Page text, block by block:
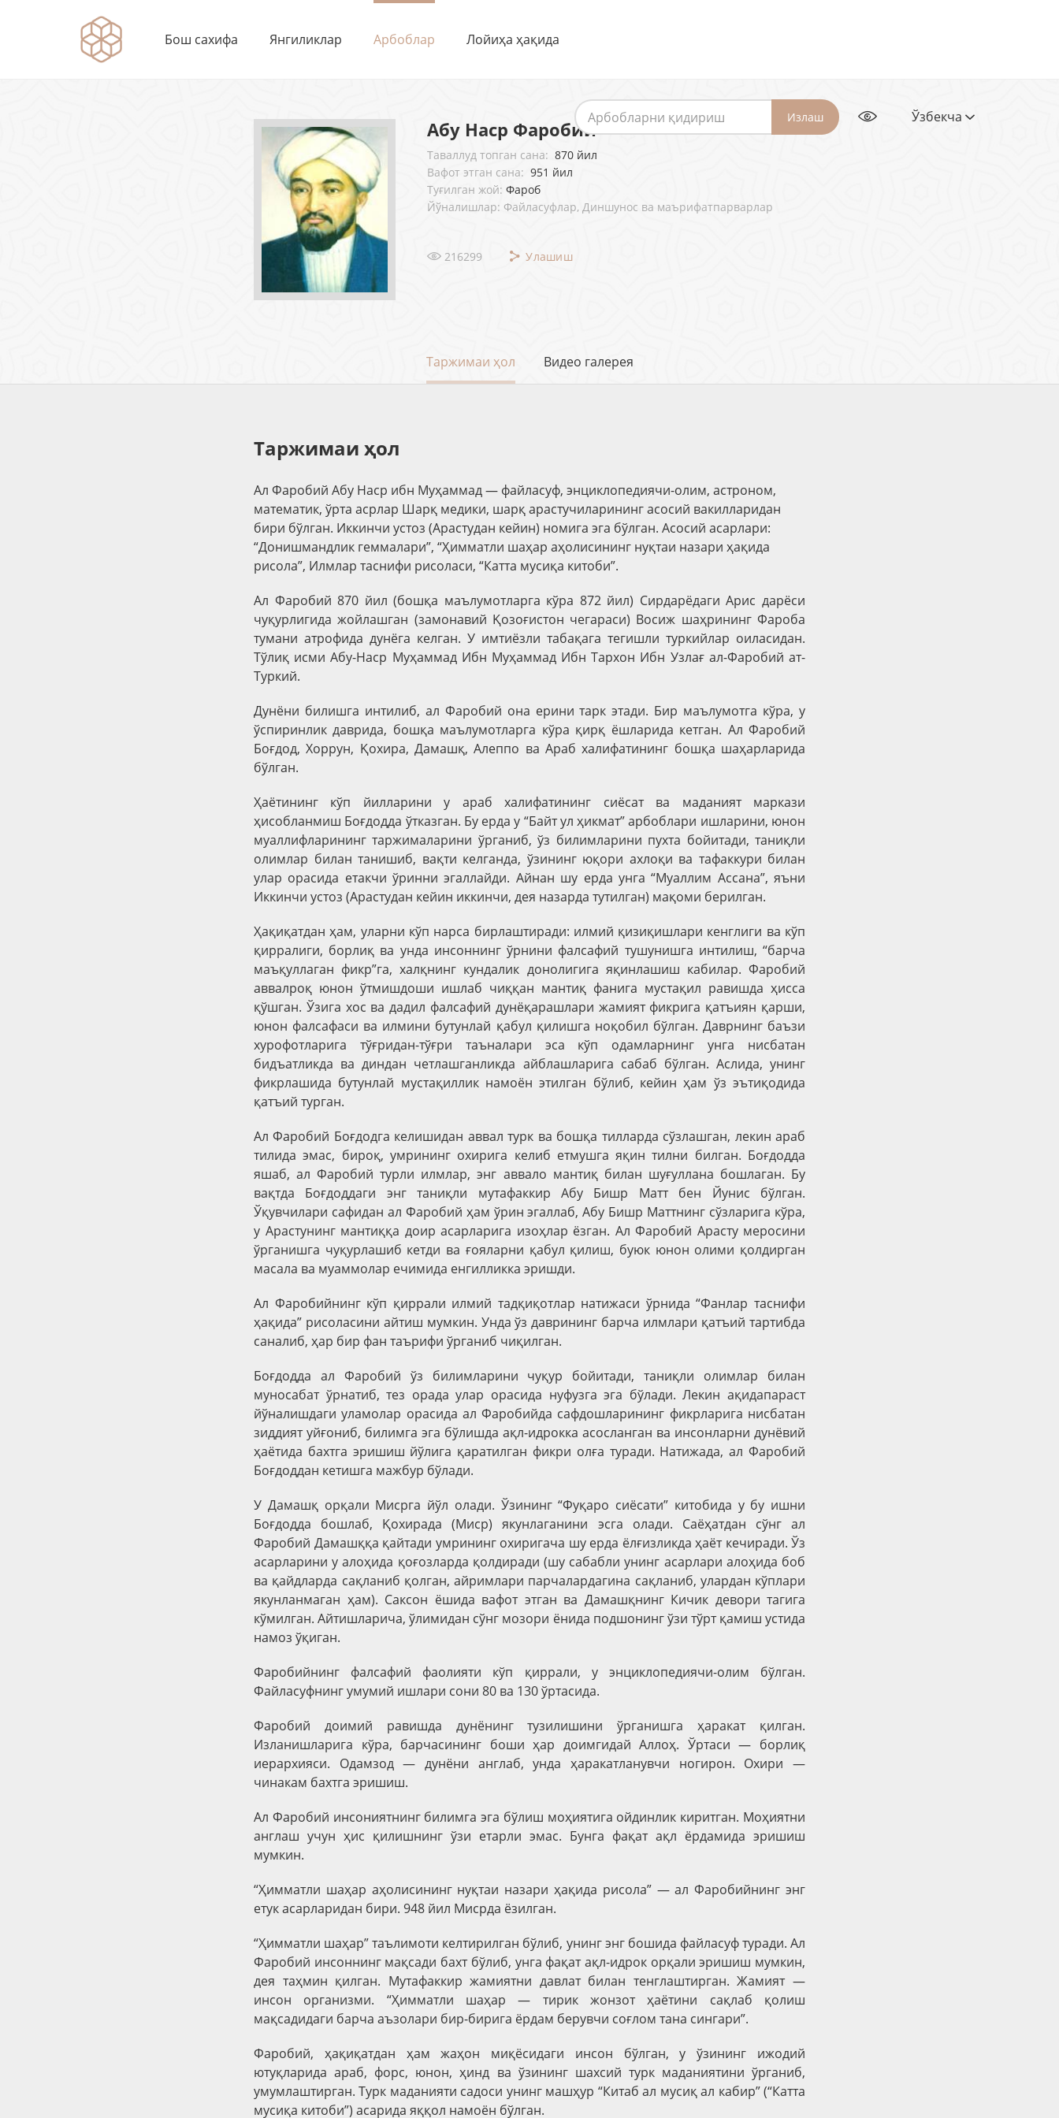
Бош сахифа Янгиликлар Арбоблар Лойиҳа ҳақида
Излаш Ўзбекча
Абу Наср Фаробий
Таваллуд топган сана: 870 йил
Вафот этган сана: 951 йил
Туғилган жой: Фароб
Йўналишлар: Файласуфлар, Диншунос ва маърифатпарварлар
216299 Улашиш
Таржимаи ҳол Видео галерея
Таржимаи ҳол
Ал Фаробий Абу Наср ибн Муҳаммад — файласуф, энциклопедиячи-олим, астроном,
математик, ўрта асрлар Шарқ медики, шарқ арастучиларининг асосий вакилларидан
бири бўлган. Иккинчи устоз (Арастудан кейин) номига эга бўлган. Асосий асарлари:
“Донишмандлик геммалари”, “Ҳимматли шаҳар аҳолисининг нуқтаи назари ҳақида
рисола”, Илмлар таснифи рисоласи, “Катта мусиқа китоби”.
Ал Фаробий 870 йил (бошқа маълумотларга кўра 872 йил) Сирдарёдаги Арис дарёси
чуқурлигида жойлашган (замонавий Қозоғистон чегараси) Восиж шаҳрининг Фароба
тумани атрофида дунёга келган. У имтиёзли табақага тегишли туркийлар оиласидан.
Тўлиқ исми Абу-Наср Муҳаммад Ибн Муҳаммад Ибн Тархон Ибн Узлағ ал-Фаробий ат-
Туркий.
Дунёни билишга интилиб, ал Фаробий она ерини тарк этади. Бир маълумотга кўра, у
ўспиринлик даврида, бошқа маълумотларга кўра қирқ ёшларида кетган. Ал Фаробий
Боғдод, Хоррун, Қохира, Дамашқ, Алеппо ва Араб халифатининг бошқа шаҳарларида
бўлган.
Ҳаётининг кўп йилларини у араб халифатининг сиёсат ва маданият маркази
ҳисобланмиш Боғдодда ўтказган. Бу ерда у “Байт ул ҳикмат” арбоблари ишларини, юнон
муаллифларининг таржималарини ўрганиб, ўз билимларини пухта бойитади, таниқли
олимлар билан танишиб, вақти келганда, ўзининг юқори ахлоқи ва тафаккури билан
улар орасида етакчи ўринни эгаллайди. Айнан шу ерда унга “Муаллим Ассана”, яъни
Иккинчи устоз (Арастудан кейин иккинчи, дея назарда тутилган) мақоми берилган.
Ҳақиқатдан ҳам, уларни кўп нарса бирлаштиради: илмий қизиқишлари кенглиги ва кўп
қирралиги, борлиқ ва унда инсоннинг ўрнини фалсафий тушунишга интилиш, “барча
маъқуллаган фикр”га, халқнинг кундалик донолигига яқинлашиш кабилар. Фаробий
аввалроқ юнон ўтмишдоши ишлаб чиққан мантиқ фанига мустақил равишда ҳисса
қўшган. Ўзига хос ва дадил фалсафий дунёқарашлари жамият фикрига қатъиян қарши,
юнон фалсафаси ва илмини бутунлай қабул қилишга ноқобил бўлган. Даврнинг баъзи
хурофотларига тўғридан-тўғри таъналари эса кўп одамларнинг унга нисбатан
бидъатликда ва диндан четлашганликда айблашларига сабаб бўлган. Аслида, унинг
фикрлашида бутунлай мустақиллик намоён этилган бўлиб, кейин ҳам ўз эътиқодида
қатъий турган.
Ал Фаробий Боғдодга келишидан аввал турк ва бошқа тилларда сўзлашган, лекин араб
тилида эмас, бироқ, умрининг охирига келиб етмушга яқин тилни билган. Боғдодда
яшаб, ал Фаробий турли илмлар, энг аввало мантиқ билан шуғуллана бошлаган. Бу
вақтда Боғдоддаги энг таниқли мутафаккир Абу Бишр Матт бен Йунис бўлган.
Ўқувчилари сафидан ал Фаробий ҳам ўрин эгаллаб, Абу Бишр Маттнинг сўзларига кўра,
у Арастунинг мантиққа доир асарларига изоҳлар ёзган. Ал Фаробий Арасту меросини
ўрганишга чуқурлашиб кетди ва ғояларни қабул қилиш, буюк юнон олими қолдирган
масала ва муаммолар ечимида енгилликка эришди.
Ал Фаробийнинг кўп қиррали илмий тадқиқотлар натижаси ўрнида “Фанлар таснифи
ҳақида” рисоласини айтиш мумкин. Унда ўз даврининг барча илмлари қатъий тартибда
саналиб, ҳар бир фан таърифи ўрганиб чиқилган.
Боғдодда ал Фаробий ўз билимларини чуқур бойитади, таниқли олимлар билан
муносабат ўрнатиб, тез орада улар орасида нуфузга эга бўлади. Лекин ақидапараст
йўналишдаги уламолар орасида ал Фаробийда сафдошларининг фикрларига нисбатан
зиддият уйғониб, билимга эга бўлишда ақл-идрокка асосланган ва инсонларни дунёвий
ҳаётида бахтга эришиш йўлига қаратилган фикри олға туради. Натижада, ал Фаробий
Боғдоддан кетишга мажбур бўлади.
У Дамашқ орқали Мисрга йўл олади. Ўзининг “Фуқаро сиёсати” китобида у бу ишни
Боғдодда бошлаб, Қохирада (Миср) якунлаганини эсга олади. Саёҳатдан сўнг ал
Фаробий Дамашққа қайтади умрининг охиригача шу ерда ёлғизликда ҳаёт кечиради. Ўз
асарларини у алоҳида қоғозларда қолдиради (шу сабабли унинг асарлари алоҳида боб
ва қайдларда сақланиб қолган, айримлари парчалардагина сақланиб, улардан кўплари
якунланмаган ҳам). Саксон ёшида вафот этган ва Дамашқнинг Кичик девори тагига
кўмилган. Айтишларича, ўлимидан сўнг мозори ёнида подшонинг ўзи тўрт қамиш устида
намоз ўқиган.
Фаробийнинг фалсафий фаолияти кўп қиррали, у энциклопедиячи-олим бўлган.
Файласуфнинг умумий ишлари сони 80 ва 130 ўртасида.
Фаробий доимий равишда дунёнинг тузилишини ўрганишга ҳаракат қилган.
Изланишларига кўра, барчасининг боши ҳар доимгидай Аллоҳ. Ўртаси — борлиқ
иерархияси. Одамзод — дунёни англаб, унда ҳаракатланувчи ногирон. Охири —
чинакам бахтга эришиш.
Ал Фаробий инсониятнинг билимга эга бўлиш моҳиятига ойдинлик киритган. Моҳиятни
англаш учун ҳис қилишнинг ўзи етарли эмас. Бунга фақат ақл ёрдамида эришиш
мумкин.
“Ҳимматли шаҳар аҳолисининг нуқтаи назари ҳақида рисола” — ал Фаробийнинг энг
етук асарларидан бири. 948 йил Мисрда ёзилган.
“Ҳимматли шаҳар” таълимоти келтирилган бўлиб, унинг энг бошида файласуф туради. Ал
Фаробий инсоннинг мақсади бахт бўлиб, унга фақат ақл-идрок орқали эришиш мумкин,
дея таҳмин қилган. Мутафаккир жамиятни давлат билан тенглаштирган. Жамият —
инсон организми. “Ҳимматли шаҳар — тирик жонзот ҳаётини сақлаб қолиш
мақсадидаги барча аъзолари бир-бирига ёрдам берувчи соғлом тана сингари”.
Фаробий, ҳақиқатдан ҳам жаҳон миқёсидаги инсон бўлган, у ўзининг ижодий
ютуқларида араб, форс, юнон, ҳинд ва ўзининг шахсий турк маданиятини ўрганиб,
умумлаштирган. Турк маданияти садоси унинг машҳур “Китаб ал мусиқ ал кабир” (“Катта
мусиқа китоби”) асарида яққол намоён бўлган.